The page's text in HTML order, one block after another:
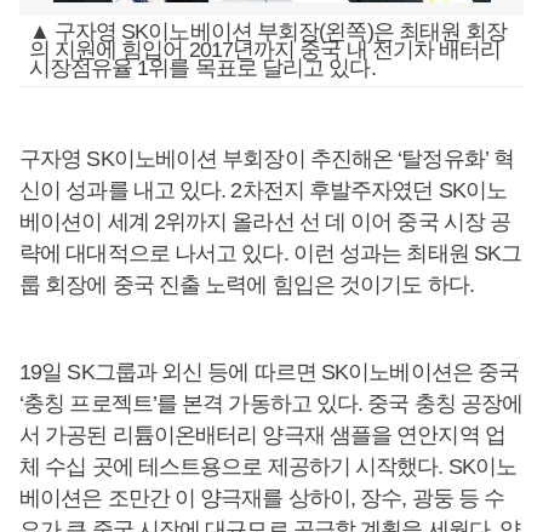
▲ 구자영 SK이노베이션 부회장(왼쪽)은 최태원 회장
의 지원에 힘입어 2017년까지 중국 내 전기차 배터리
시장점유율 1위를 목표로 달리고 있다.
구자영 SK이노베이션 부회장이 추진해온 ‘탈정유화’ 혁
신이 성과를 내고 있다. 2차전지 후발주자였던 SK이노
베이션이 세계 2위까지 올라선 선 데 이어 중국 시장 공
략에 대대적으로 나서고 있다. 이런 성과는 최태원 SK그
룹 회장에 중국 진출 노력에 힘입은 것이기도 하다.
19일 SK그룹과 외신 등에 따르면 SK이노베이션은 중국
‘충칭 프로젝트’를 본격 가동하고 있다. 중국 충칭 공장에
서 가공된 리튬이온배터리 양극재 샘플을 연안지역 업
체 수십 곳에 테스트용으로 제공하기 시작했다. SK이노
베이션은 조만간 이 양극재를 상하이, 장수, 광둥 등 수